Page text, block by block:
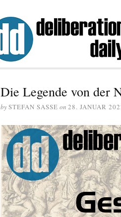
Die Legende von der
bySTEFAN SASSE on 28. JANUAR